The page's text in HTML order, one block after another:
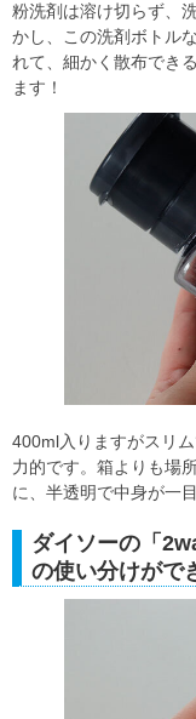
粉洗剤は溶け切らず、
かし、この洗剤ボトル
れて、細かく散布でき
ます！
400ml入りますがスリ
力的です。箱よりも場
に、半透明で中身が一
ダイソーの「
の使い分けがで